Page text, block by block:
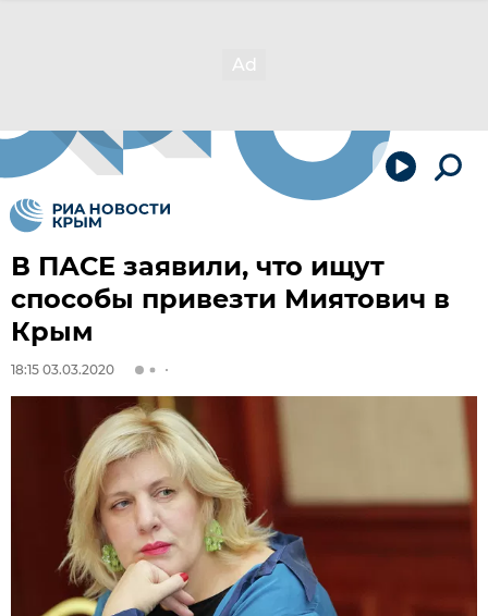
В ПАСЕ заявили, что ищут
способы привезти Миятович в
Крым
18:15 03.03.2020